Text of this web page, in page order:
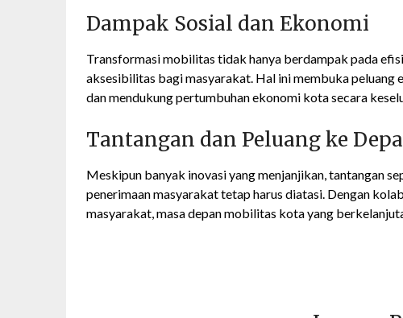
Dampak Sosial dan Ekonomi
Transformasi mobilitas tidak hanya berdampak pada
aksesibilitas bagi masyarakat. Hal ini membuka
dan mendukung pertumbuhan ekonomi kota secara
Tantangan dan Peluang ke
Meskipun banyak inovasi yang menjanjikan, tantangan
penerimaan masyarakat tetap harus diatasi. Dengan
masyarakat, masa depan mobilitas kota yang